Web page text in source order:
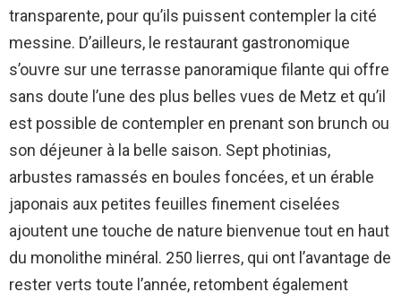
transparente, pour qu’ils puissent contempler la cité
messine. D’ailleurs, le restaurant gastronomique
s’ouvre sur une terrasse panoramique filante qui offre
sans doute l’une des plus belles vues de Metz et qu’il
est possible de contempler en prenant son brunch ou
son déjeuner à la belle saison. Sept photinias,
arbustes ramassés en boules foncées, et un érable
japonais aux petites feuilles finement ciselées
ajoutent une touche de nature bienvenue tout en haut
du monolithe minéral. 250 lierres, qui ont l’avantage de
rester verts toute l’année, retombent également